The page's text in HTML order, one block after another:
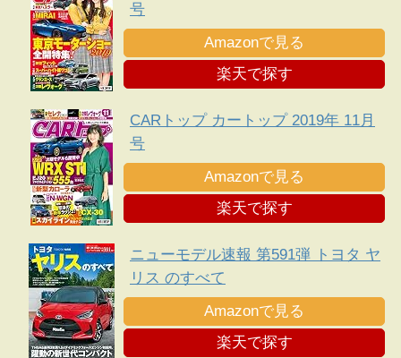
号
Amazonで見る
楽天で探す
CARトップ カートップ 2019年 11月
号
Amazonで見る
楽天で探す
ニューモデル速報 第591弾 トヨタ ヤ
リス のすべて
Amazonで見る
楽天で探す